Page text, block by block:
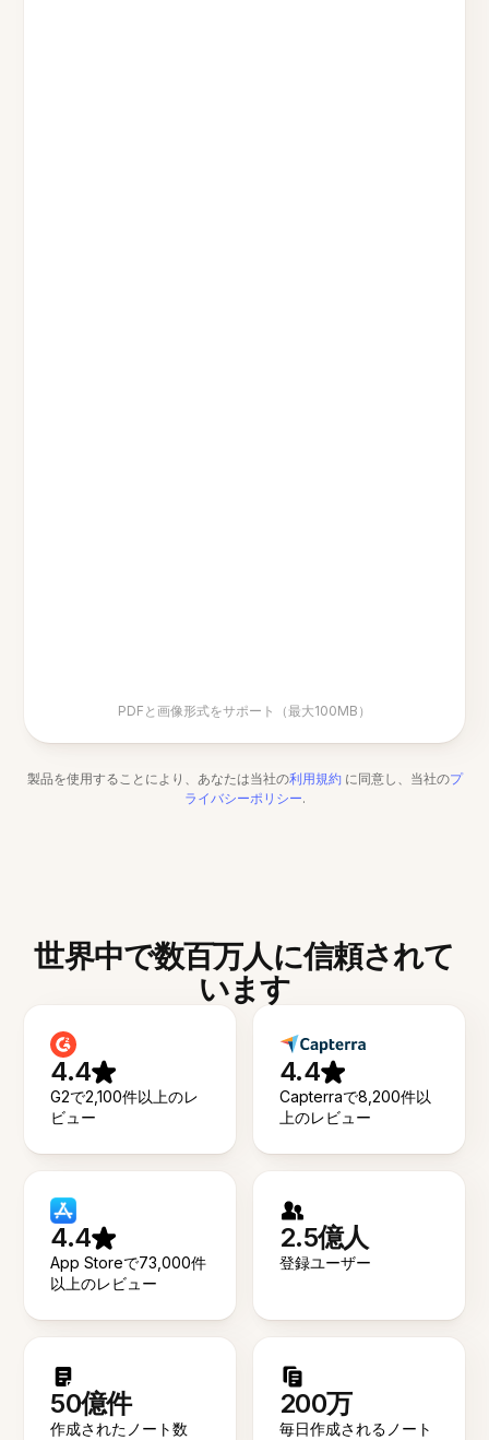
PDFと画像形式をサポート（最大100MB）
製品を使用することにより、あなたは当社の利用規約 に同意し、当社のプ
ライバシーポリシー.
世界中で数百万人に信頼されて
います
4.4
G2で2,100件以上のレ
ビュー
4.4
Capterraで8,200件以
上のレビュー
4.4
App Storeで73,000件
以上のレビュー
2.5億人
登録ユーザー
50億件
作成されたノート数
200万
毎日作成されるノート